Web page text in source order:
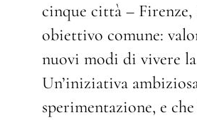
cinque città – Firenze,
obiettivo comune:
nuovi modi di vivere
Un’iniziativa
sperimentazione, e